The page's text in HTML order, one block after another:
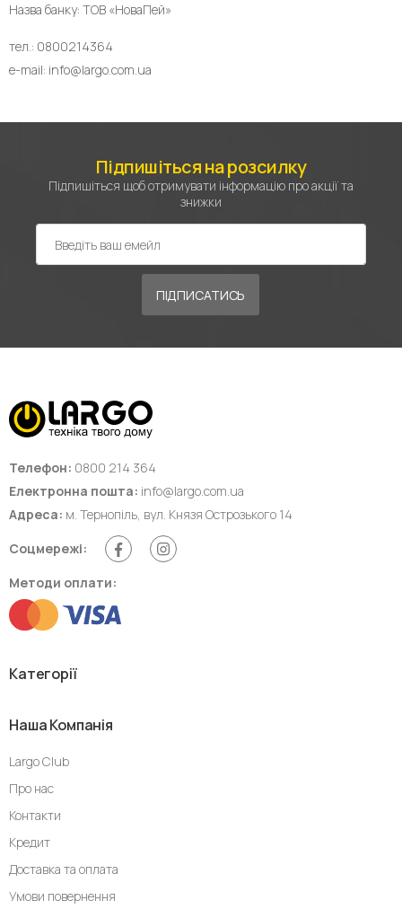
Назва банку: ТОВ «НоваПей»
тел.: 0800214364
e-mail: info@largo.com.ua
Підпишіться на розсилку
Підпишіться щоб отримувати інформацію про акції та
знижки
ПІДПИСАТИСЬ
Телефон: 0800 214 364
Електронна пошта: info@largo.com.ua
Адреса: м. Тернопіль, вул. Князя Острозького 14
Соцмережі:
Методи оплати:
Категорії
Наша Компанія
Largo Club
Про нас
Контакти
Кредит
Доставка та оплата
Умови повернення